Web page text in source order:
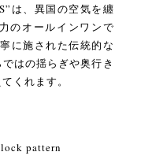
は、異国の空気を纏
のオールインワンで
に施された伝統的な
はの揺らぎや奥行き
くれます。
pattern